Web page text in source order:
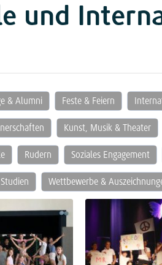
und
& Alumni Feste & Feiern
Kunst, Musik & Theater
Rudern Soziales Engagement
Wettbewerbe &